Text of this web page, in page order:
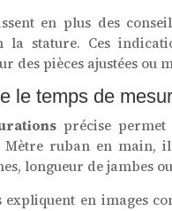
en plus des
la stature. Ces
des pièces ajustées ou
le temps de
précise
Mètre ruban en main,
longueur de jambes
en images